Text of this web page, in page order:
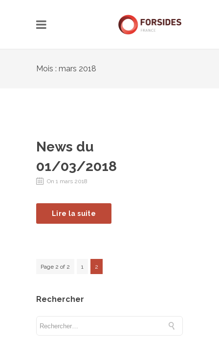
Mois : mars 2018
News du
01/03/2018
On 1 mars 2018
Lire la suite
Page 2 of 2 1 2
Rechercher